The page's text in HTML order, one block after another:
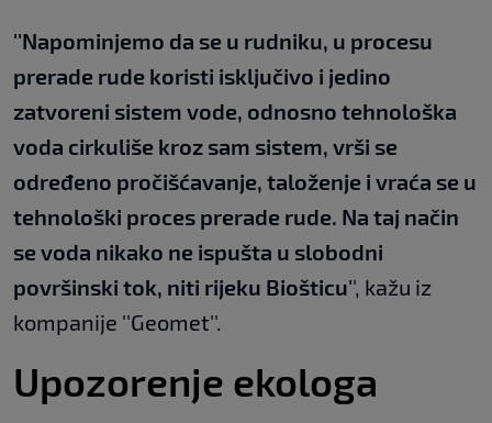
''Napominjemo da se u rudniku, u procesu
prerade rude koristi isključivo i jedino
zatvoreni sistem vode, odnosno tehnološka
voda cirkuliše kroz sam sistem, vrši se
određeno pročišćavanje, taloženje i vraća se u
tehnološki proces prerade rude. Na taj način
se voda nikako ne ispušta u slobodni
površinski tok, niti rijeku Biošticu'', kažu iz
kompanije ''Geomet''.
Upozorenje ekologa